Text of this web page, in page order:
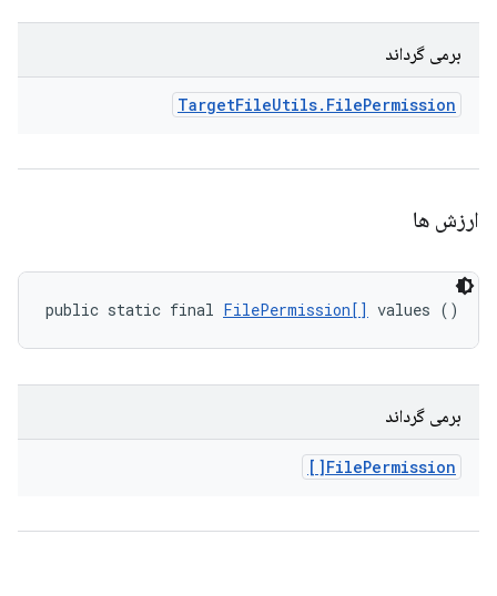
برمی گرداند
TargetFileUtils. FilePermission
ارزش ها
public static final FilePermission[] values ()
برمی گرداند
FilePermission[]